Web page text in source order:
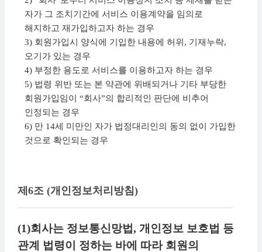
자가 그 조치기간에 서비스 이용계약을 임의로
해지하고 재가입하고자 하는 경우
3) 회원가입시 양식에 기입한 내용에 허위, 기재누락,
오기가 있는 경우
4) 부정한 용도로 서비스를 이용하고자 하는 경우
5) 법령 위반 또는 본 약관에 위배되거나 기타 부당한
회원가입임이 “회사”의 합리적인 판단에 비추어
인정되는 경우
6) 만 14세 미만인 자가 법정대리인의 동의 없이 가입한
것으로 확인되는 경우
제6조 (개인정보처리방침)
(1)회사는 정보통신망법, 개인정보 보호법 등
관계 법령이 정하는 바에 따라 회원의